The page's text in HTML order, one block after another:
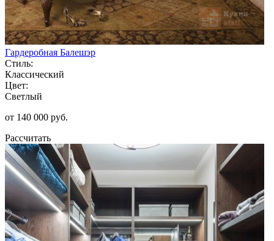
Гардеробная Балешэр
Стиль:
Классический
Цвет:
Светлый
от 140 000 руб.
Рассчитать